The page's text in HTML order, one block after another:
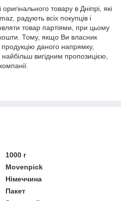
оригінального товару в Дніпрі, які
радують всіх покупців і
товар партіями, при цьому
Тому, якщо Ви власник
даного напрямку,
найбільш вигідним пропозицією,
1000 г
Movenpick
Німеччина
Пакет